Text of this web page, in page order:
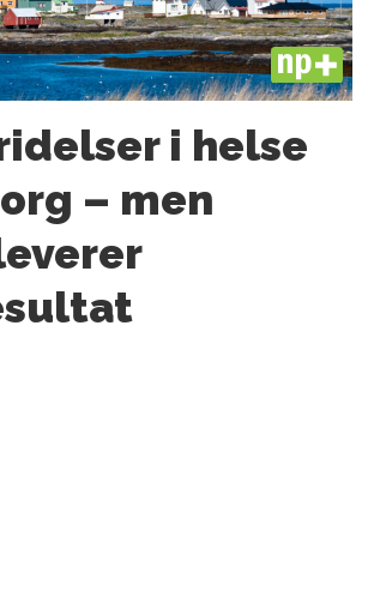
PLUS
i helse
– men